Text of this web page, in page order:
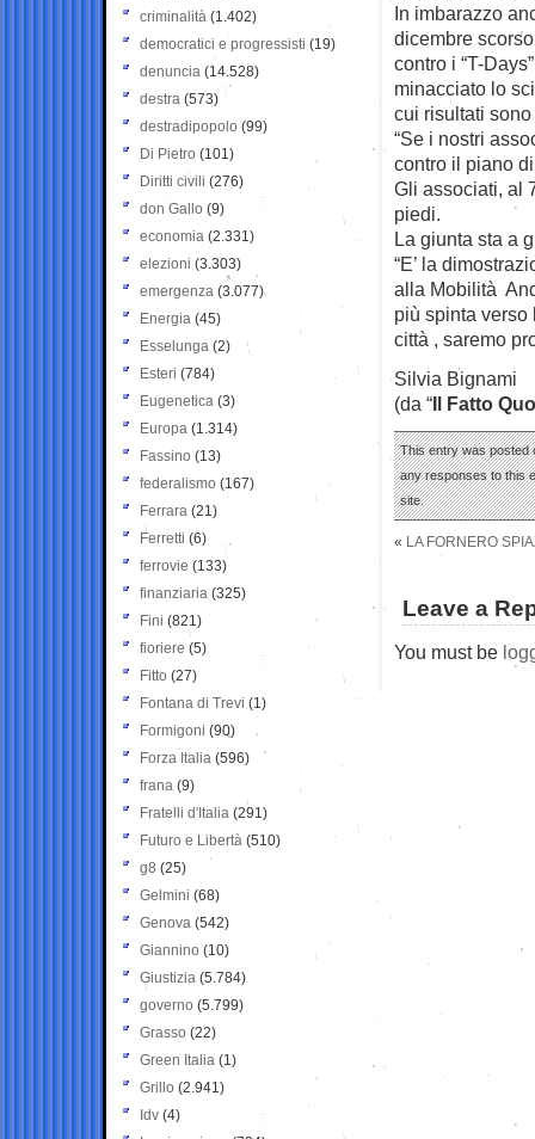
In imbarazzo
dicembre
contro i “T-
minacciato lo
cui risultati
“Se i nostri
contro il piano
Gli associati, al
piedi.
La giunta sta a
“E’ la
alla Mobilità
più spinta
città , saremo
Silvia Bignami
(da “Il Fatto
This entry was posted
any responses to this
site.
« LA FORNERO
Leave a
You must be
criminalità (1.402)
democratici e progressisti (19)
denuncia (14.528)
destra (573)
destradipopolo (99)
Di Pietro (101)
Diritti civili (276)
don Gallo (9)
economia (2.331)
elezioni (3.303)
emergenza (3.077)
Energia (45)
Esselunga (2)
Esteri (784)
Eugenetica (3)
Europa (1.314)
Fassino (13)
federalismo (167)
Ferrara (21)
Ferretti (6)
ferrovie (133)
finanziaria (325)
Fini (821)
fioriere (5)
Fitto (27)
Fontana di Trevi (1)
Formigoni (90)
Forza Italia (596)
frana (9)
Fratelli d'Italia (291)
Futuro e Libertà (510)
g8 (25)
Gelmini (68)
Genova (542)
Giannino (10)
Giustizia (5.784)
governo (5.799)
Grasso (22)
Green Italia (1)
Grillo (2.941)
Idv (4)